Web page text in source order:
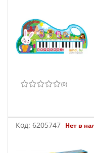
(0)
Код: 6205747 Нет в